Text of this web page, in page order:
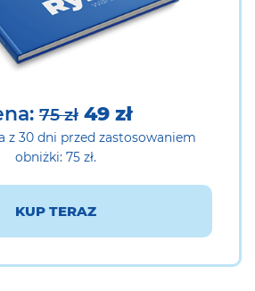
75 zł 49 zł
z 30 dni przed zastosowaniem
obniżki: 75 zł.
KUP TERAZ